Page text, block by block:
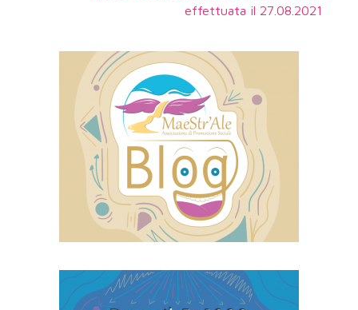
effettuata il 27.08.2021